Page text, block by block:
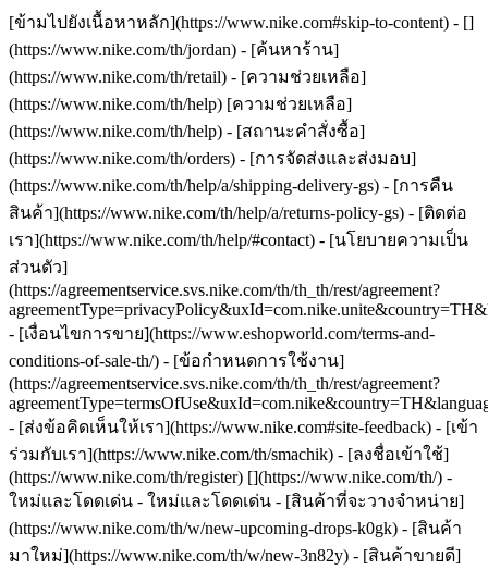
[ข้ามไปยังเนื้อหาหลัก](https://www.nike.com#skip-to-content) - []
(https://www.nike.com/th/jordan) - [ค้นหาร้าน]
(https://www.nike.com/th/retail) - [ความช่วยเหลือ]
(https://www.nike.com/th/help) [ความช่วยเหลือ]
(https://www.nike.com/th/help) - [สถานะคำสั่งซื้อ]
(https://www.nike.com/th/orders) - [การจัดส่งและส่งมอบ]
(https://www.nike.com/th/help/a/shipping-delivery-gs) - [การคืน
สินค้า](https://www.nike.com/th/help/a/returns-policy-gs) - [ติดต่อ
เรา](https://www.nike.com/th/help/#contact) - [นโยบายความเป็น
ส่วนตัว]
(https://agreementservice.svs.nike.com/th/th_th/rest/agreement?
- [เงื่อนไขการขาย](https://www.eshopworld.com/terms-and-
conditions-of-sale-th/) - [ข้อกำหนดการใช้งาน]
(https://agreementservice.svs.nike.com/th/th_th/rest/agreement?
- [ส่งข้อคิดเห็นให้เรา](https://www.nike.com#site-feedback) - [เข้า
ร่วมกับเรา](https://www.nike.com/th/smachik) - [ลงชื่อเข้าใช้]
(https://www.nike.com/th/register) [](https://www.nike.com/th/) -
ใหม่และโดดเด่น - ใหม่และโดดเด่น - [สินค้าที่จะวางจำหน่าย]
(https://www.nike.com/th/w/new-upcoming-drops-k0gk) - [สินค้า
มาใหม่](https://www.nike.com/th/w/new-3n82y) - [สินค้าขายดี]